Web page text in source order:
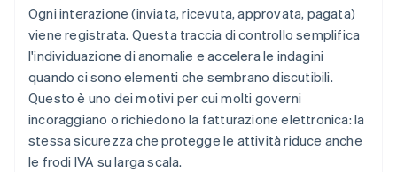
Ogni interazione (inviata, ricevuta, approvata, pagata)
viene registrata. Questa traccia di controllo semplifica
l'individuazione di anomalie e accelera le indagini
quando ci sono elementi che sembrano discutibili.
Questo è uno dei motivi per cui molti governi
incoraggiano o richiedono la fatturazione elettronica: la
stessa sicurezza che protegge le attività riduce anche
le frodi IVA su larga scala.